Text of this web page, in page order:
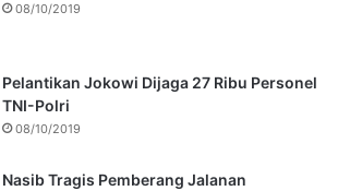
08/10/2019
Pelantikan Jokowi Dijaga 27 Ribu Personel
TNI-Polri
08/10/2019
Nasib Tragis Pemberang Jalanan